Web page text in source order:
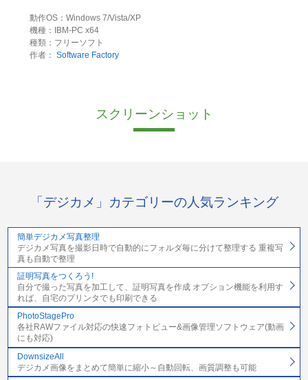
動作OS：Windows 7/Vista/XP
機種：IBM-PC x64
種類：フリーソフト
作者： Software Factory
スクリーンショット
「デジカメ」カテゴリーの人気ランキング
簡単デジカメ写真整理
デジカメ写真を撮影日時で自動的にフォルダ毎に分けて整理する 重複写
真も自動で整理
証明写真をつくろう!
自分で撮った写真を加工して、証明写真を作成 オプション機能を利用す
れば、自宅のプリンタでも印刷できる
PhotoStagePro
各社RAWファイル対応の快速フォトビュー&画像管理ソフトウェア(動画
にも対応)
DownsizeAll
デジカメ画像をまとめて簡単に縮小～自動回転、画質調整も可能